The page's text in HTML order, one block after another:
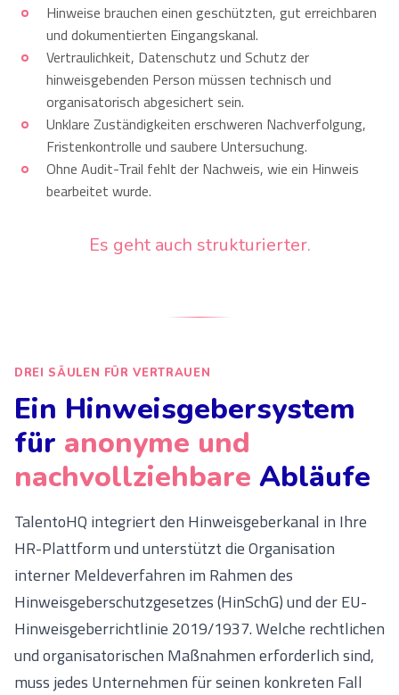
Hinweise brauchen einen geschützten, gut erreichbaren
und dokumentierten Eingangskanal.
Vertraulichkeit, Datenschutz und Schutz der
hinweisgebenden Person müssen technisch und
organisatorisch abgesichert sein.
Unklare Zuständigkeiten erschweren Nachverfolgung,
Fristenkontrolle und saubere Untersuchung.
Ohne Audit-Trail fehlt der Nachweis, wie ein Hinweis
bearbeitet wurde.
Es geht auch strukturierter.
DREI SÄULEN FÜR VERTRAUEN
Ein Hinweisgebersystem
für anonyme und
nachvollziehbare Abläufe
TalentoHQ integriert den Hinweisgeberkanal in Ihre
HR-Plattform und unterstützt die Organisation
interner Meldeverfahren im Rahmen des
Hinweisgeberschutzgesetzes (HinSchG) und der EU-
Hinweisgeberrichtlinie 2019/1937. Welche rechtlichen
und organisatorischen Maßnahmen erforderlich sind,
muss jedes Unternehmen für seinen konkreten Fall